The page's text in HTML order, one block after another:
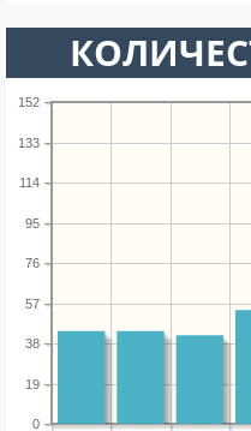
0
19
38
57
76
95
114
133
152